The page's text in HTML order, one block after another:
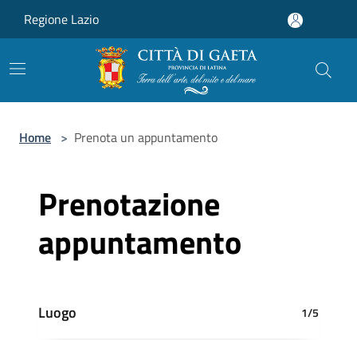
Regione Lazio
Home > Prenota un appuntamento
Prenotazione
appuntamento
Luogo 1/5